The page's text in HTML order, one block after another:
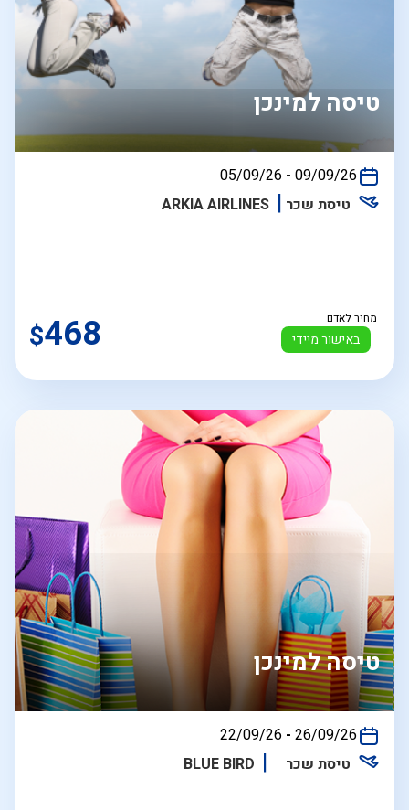
טיסה למינכן
בין
התאריכים,
05/09/26 - 09/09/26
טיסת שכר
ARKIA AIRLINES
באישור מיידי
מחיר לאדם $468
טיסה למינכן
בין
22/09/26 - 26/09/26
טיסת שכר
BLUE BIRD